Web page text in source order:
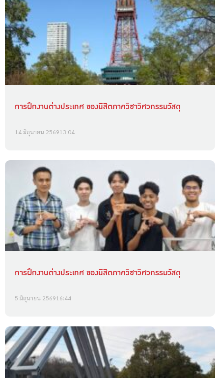
การฝึกงานต่างประเทศ ของนิสิตภาควิชาวิศวกรรมวัสดุ
14 มิถุนายน 256913:04
การฝึกงานต่างประเทศ ของนิสิตภาควิชาวิศวกรรมวัสดุ
5 มิถุนายน 256916:44